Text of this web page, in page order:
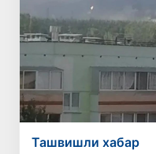
Ташвишли хабар